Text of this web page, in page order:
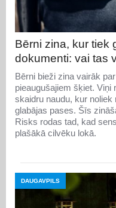
Bērni zina, kur tiek
dokumenti: vai tas
Bērni bieži zina vairāk
pieaugušajiem šķiet. Viņi
skaidru naudu, kur
glabājas pases. Šīs
Risks rodas tad, kad
plašākā cilvēku lokā.
DAUGAVPILS